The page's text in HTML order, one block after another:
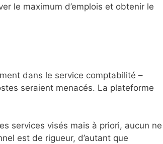
le maximum d’emplois et obtenir le
dans le service comptabilité –
seraient menacés. La plateforme
services visés mais à priori, aucun ne
est de rigueur, d’autant que